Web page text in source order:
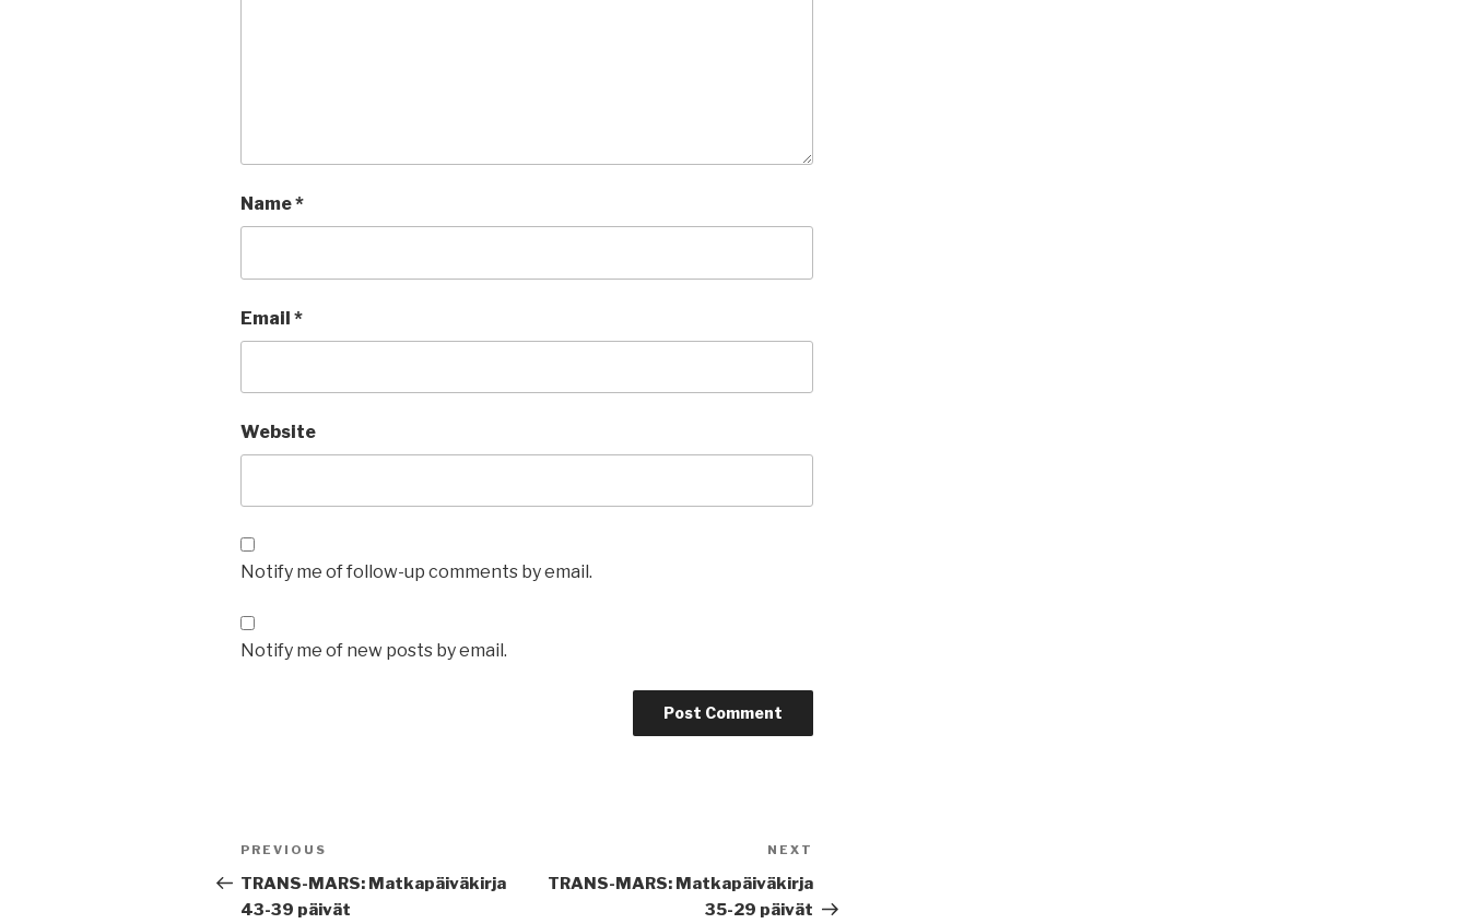
Name*
Email *
Website
Notify me of follow-up comments by email.
Notify me of new posts by email.
Post
navigation
Previous
Post
PREVIOUS
TRANS-MARS: Matkapäiväkirja
43-39 päivät
Post
NEXT
TRANS-MARS: Matkapäiväkirja
35-29 päivät